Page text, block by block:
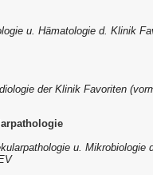
u. Hämatologie d. Klinik
der Klinik Favoriten
u. Mikrobiologie